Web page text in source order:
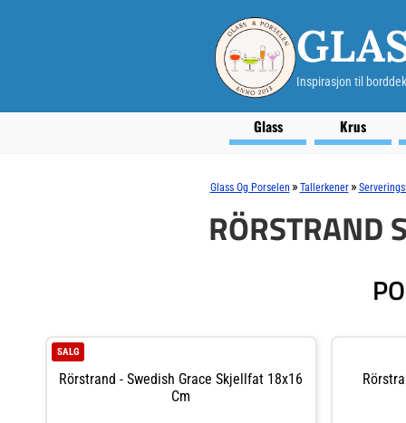
Inspirasjon til
Glass Krus
Glass Og Porselen » Tallerkener »
RÖRSTRAND
Rörstrand - Swedish Grace Skjellfat 18x16
Cm
SALG